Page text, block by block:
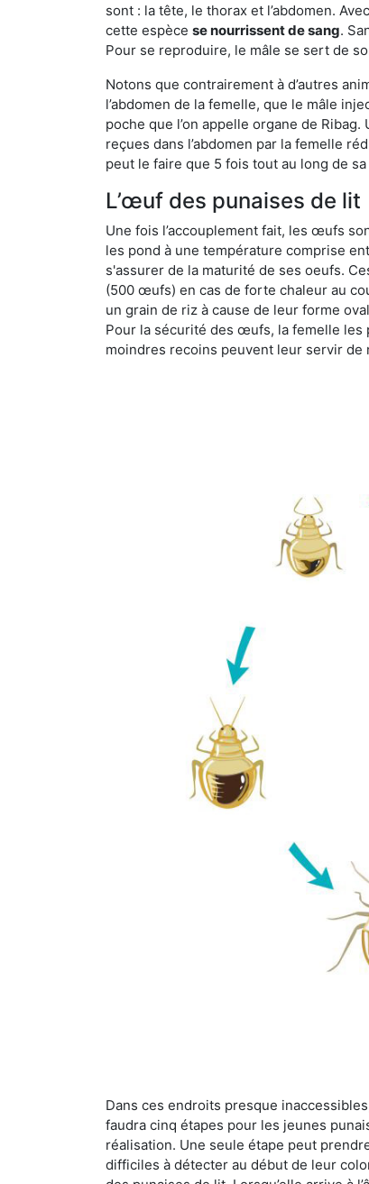
sont : la tête, le thorax et l’abdomen.
cette espèce se nourrissent de sang.
Pour se reproduire, le mâle se sert de
Notons que contrairement à d’autres
l’abdomen de la femelle, que le mâle
poche que l’on appelle organe de
reçues dans l’abdomen par la femelle
peut le faire que 5 fois tout au long de
L’œuf des punaises de lit
Une fois l’accouplement fait, les œufs
les pond à une température comprise
s'assurer de la maturité de ses oeufs.
(500 œufs) en cas de forte chaleur au
un grain de riz à cause de leur forme
Pour la sécurité des œufs, la femelle les
moindres recoins peuvent leur servir de
Dans ces endroits presque
faudra cinq étapes pour les jeunes
réalisation. Une seule étape peut
difficiles à détecter au début de leur